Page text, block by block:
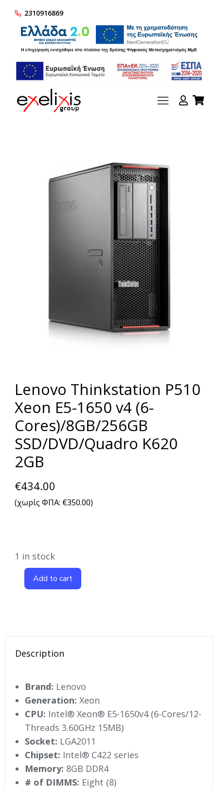
2310916869
Lenovo Thinkstation P510
Xeon E5-1650 v4 (6-
Cores)/8GB/256GB
SSD/DVD/Quadro K620
2GB
€434.00
(χωρίς ΦΠΑ: €350.00)
1 in stock
Add to cart
Description
Brand: Lenovo
Generation: Xeon
CPU: Intel® Xeon® E5-1650v4 (6-Cores/12-
Threads 3.60GHz 15MB)
Socket: LGA2011
Chipset: Intel® C422 series
Memory: 8GB DDR4
# of DIMMS: Eight (8)